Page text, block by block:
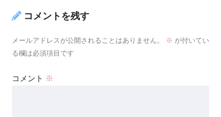
コメントを残す
メールアドレスが公開されることはありません。 ※ が付いてい
る欄は必須項目です
コメント ※